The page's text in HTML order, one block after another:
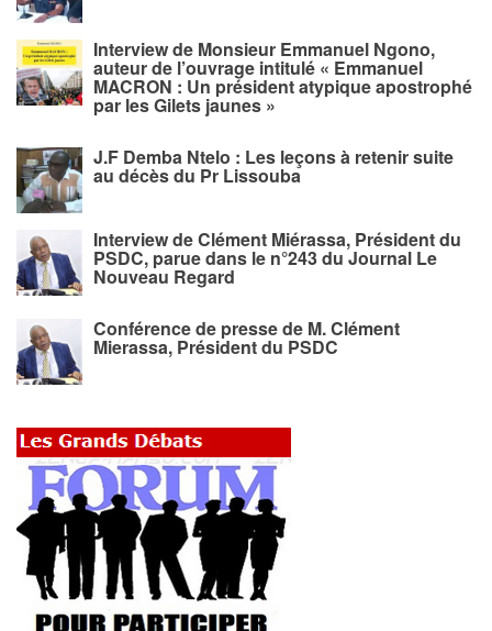
Interview de Monsieur Emmanuel Ngono,
auteur de l’ouvrage intitulé « Emmanuel
MACRON : Un président atypique apostrophé
par les Gilets jaunes »
J.F Demba Ntelo : Les leçons à retenir suite
au décès du Pr Lissouba
Interview de Clément Miérassa, Président du
PSDC, parue dans le n°243 du Journal Le
Nouveau Regard
Conférence de presse de M. Clément
Mierassa, Président du PSDC